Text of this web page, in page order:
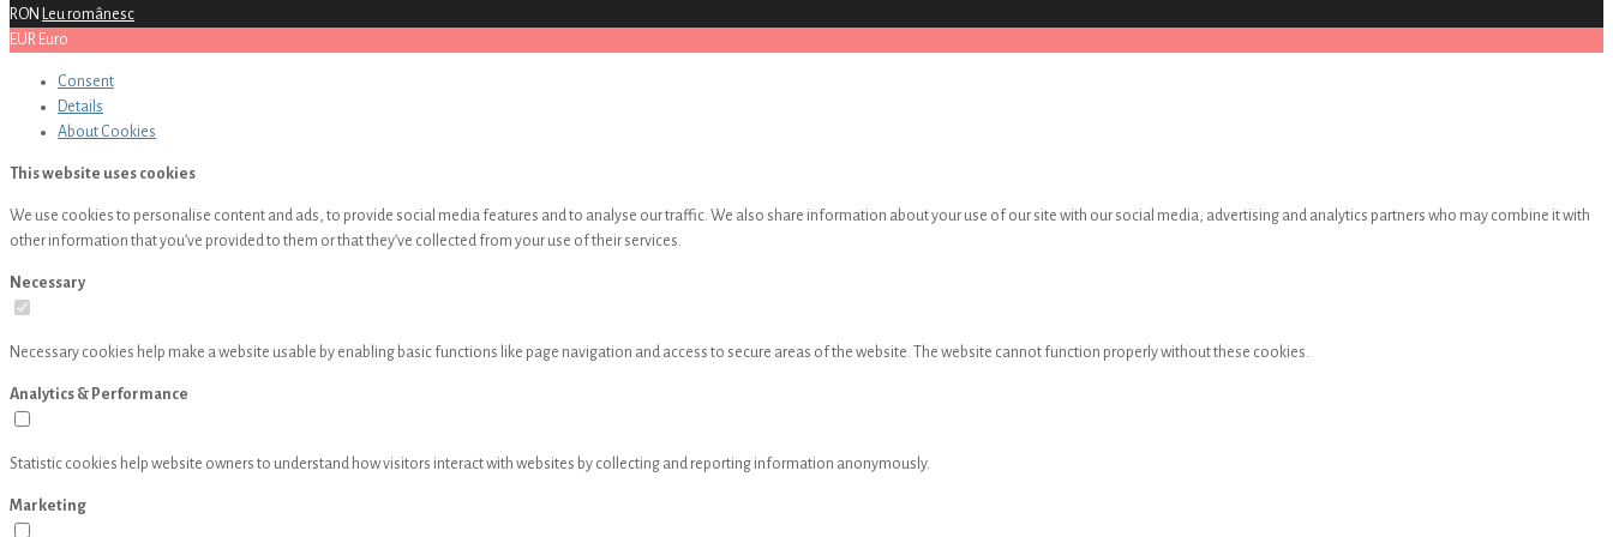
RON Leu românesc
EUR Euro
Consent
Details
About Cookies
This website uses cookies
We use cookies to personalise content and ads, to provide social media features and to analyse our traffic. We also share information about your use of our site with our social media, advertising and analytics partners who may combine it with
other information that you’ve provided to them or that they’ve collected from your use of their services.
Necessary
Necessary cookies help make a website usable by enabling basic functions like page navigation and access to secure areas of the website. The website cannot function properly without these cookies.
Analytics & Performance
Statistic cookies help website owners to understand how visitors interact with websites by collecting and reporting information anonymously.
Marketing